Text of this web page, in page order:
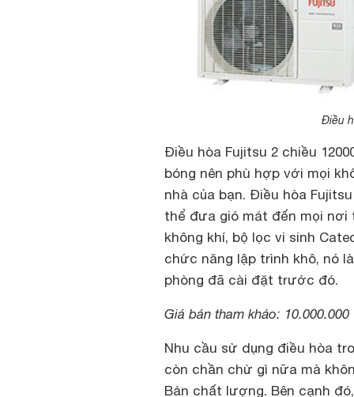
Điều
Điều hòa Fujitsu 2 chiều
bóng nên phù hợp với mọi
nhà của bạn. Điều hòa
thể đưa gió mát đến mọi nơi
không khí, bộ lọc vi sinh
chức năng lập trình khô, nó
phòng đã cài đặt trước đó.
Giá bán tham khảo: 10.000.000
Nhu cầu sử dụng điều hòa
còn chần chừ gì nữa mà
Bản chất lượng. Bên cạnh